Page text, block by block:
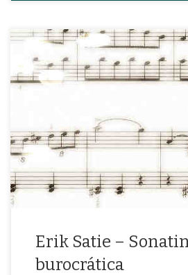
Bretaña de un sordomudo»
Erik Satie –
burocrática